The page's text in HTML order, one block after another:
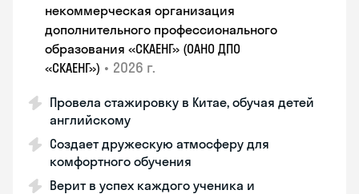
некоммерческая организация
дополнительного профессионального
образования «СКАЕНГ» (ОАНО ДПО
«СКАЕНГ») • 2026 г.
Провела стажировку в Китае, обучая детей
английскому
Создает дружескую атмосферу для
комфортного обучения
Верит в успех каждого ученика и